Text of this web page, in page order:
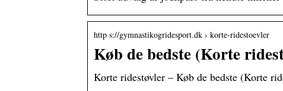
http s://gymnastikogridesport.dk › korte-ridestoevler
Køb de bedste (Korte
Korte ridestøvler – Køb de bedste (Korte